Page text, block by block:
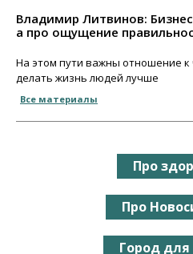
Владимир Литвинов:
а про ощущение
На этом пути важны отношение к
делать жизнь людей лучше
Все материалы
Про
Про
Город